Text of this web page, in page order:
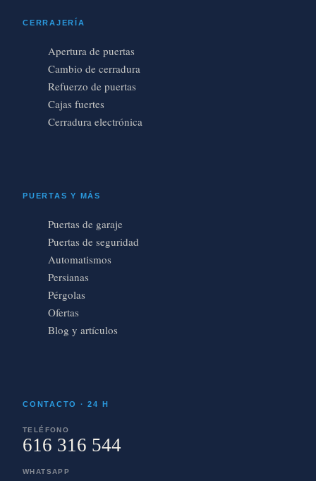
CERRAJERÍA
Apertura de puertas
Cambio de cerradura
Refuerzo de puertas
Cajas fuertes
Cerradura electrónica
PUERTAS Y MÁS
Puertas de garaje
Puertas de seguridad
Automatismos
Persianas
Pérgolas
Ofertas
Blog y artículos
CONTACTO · 24 H
TELÉFONO
616 316 544
WHATSAPP